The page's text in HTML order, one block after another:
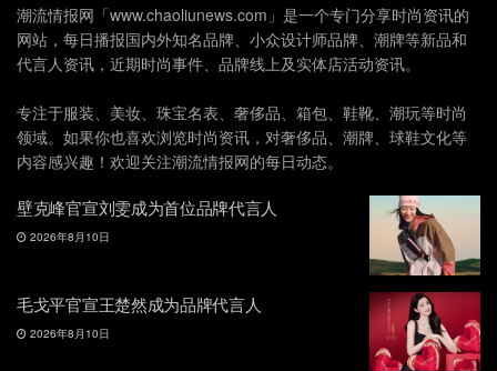
潮流情报网「www.chaoliunews.com」是一个专门分享时尚资讯的
网站，每日播报国内外知名品牌、小众设计师品牌、潮牌等新品和
代言人资讯，近期时尚事件、品牌线上及实体店活动资讯。
专注于服装、美妆、珠宝名表、奢侈品、箱包、鞋靴、潮玩等时尚
领域。如果你也喜欢浏览时尚资讯，对奢侈品、潮牌、球鞋文化等
内容感兴趣！欢迎关注潮流情报网的每日动态。
壁克峰官宣刘雯成为首位品牌代言人
2026年8月10日
毛戈平官宣王楚然成为品牌代言人
2026年8月10日